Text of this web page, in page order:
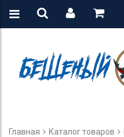
Главная Каталог товаров